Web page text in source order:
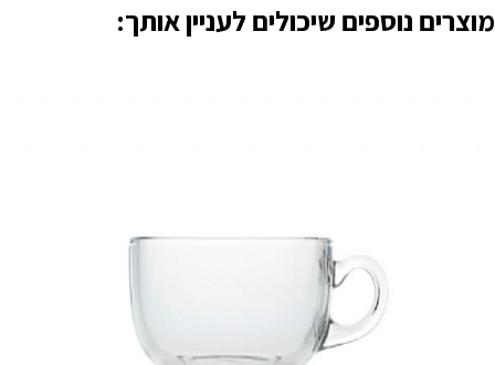
מוצרים נוספים שיכולים לעניין אותך: